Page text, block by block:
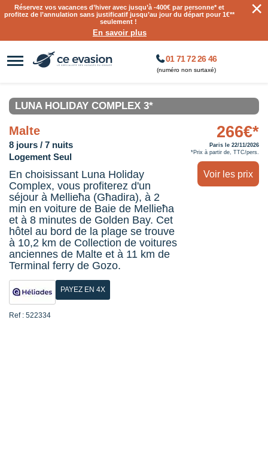
Réservez vos vacances d’hiver avec jusqu’à-400€ par personne* et
profitez de l’annulation sans justificatif jusqu’au jour du départ pour 1€**
seulement !
En savoir plus
×
01 71 72 26 46
(numéro non surtaxé)
LUNA HOLIDAY COMPLEX 3*
Malte
8 jours / 7 nuits
Logement Seul
En choisissant Luna Holiday
Complex, vous profiterez d'un
séjour à Mellieħa (Għadira), à 2
min en voiture de Baie de Mellieħa
et à 8 minutes de Golden Bay. Cet
hôtel au bord de la plage se trouve
à 10,2 km de Collection de voitures
anciennes de Malte et à 11 km de
Terminal ferry de Gozo.
PAYEZ EN 4X
Ref : 522334
266€*
Paris le 22/11/2026
*Prix à partir de, TTC/pers.
Voir les prix